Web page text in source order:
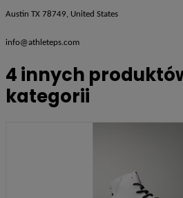
Austin TX 78749, United States
info@athleteps.com
4 innych
kategorii